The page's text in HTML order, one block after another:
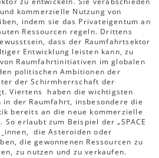
kommerzielle Nutzung von
indem sie das Privateigen­tum an
Ressourcen regeln. Drittens
dass der Raumfahrtsektor
Entwicklung leisten kann, zu
Raumfahrtinitiativen im globalen
politischen Ambitio­nen der
der Schirmherr­schaft der
Viertens haben die wichtigsten
der Raumfahrt, insbesondere die
bereits an die neue kommerzielle
erlaubt zum Beispiel der „SPACE
die Asteroiden­ oder
die gewonnenen Ressourcen zu
zu nutzen und zu verkaufen.